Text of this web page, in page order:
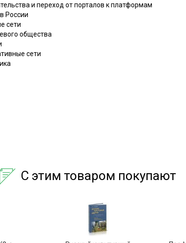
и переход от порталов к платформам
России
сети
общества
сети
С этим товаром покупают